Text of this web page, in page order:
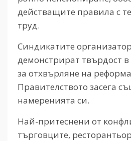
действащите правила с
труд.
Синдикатите
демонстрират твърдост в
за отхвърляне на
Правителството засега
намеренията си.
Най-притеснени от
търговците,